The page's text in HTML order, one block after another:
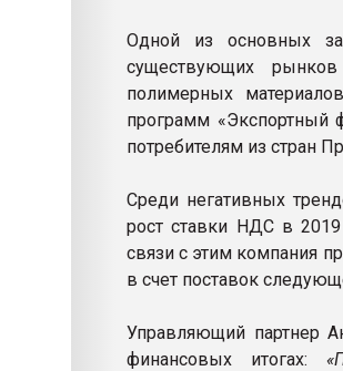
Одной из основных
существующих
полимерных
программ «Экспортный
потребителям из стран
Среди негативных
рост ставки НДС в
связи с этим компания
в счет поставок
Управляющий партнер
финансовых итогах: